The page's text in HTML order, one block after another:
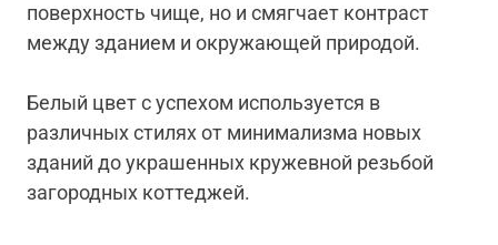
поверхность чище, но и смягчает контраст
между зданием и окружающей природой.
Белый цвет с успехом используется в
различных стилях от минимализма новых
зданий до украшенных кружевной резьбой
загородных коттеджей.